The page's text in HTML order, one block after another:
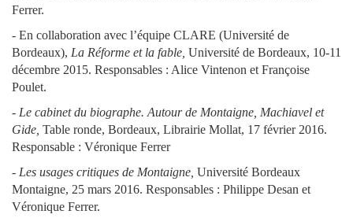
Ferrer.
- En collaboration avec l’équipe CLARE (Université de
Bordeaux), La Réforme et la fable, Université de Bordeaux, 10-11
décembre 2015. Responsables : Alice Vintenon et Françoise
Poulet.
- Le cabinet du biographe. Autour de Montaigne, Machiavel et
Gide, Table ronde, Bordeaux, Librairie Mollat, 17 février 2016.
Responsable : Véronique Ferrer
- Les usages critiques de Montaigne, Université Bordeaux
Montaigne, 25 mars 2016. Responsables : Philippe Desan et
Véronique Ferrer.